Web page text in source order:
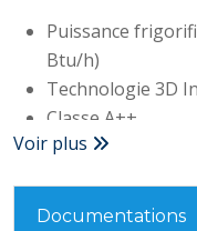
Puissance
Btu/h)
Technologie 3D
Classe A++
SEER : 6,20
Niveau sonore
Voir plus
Documentations